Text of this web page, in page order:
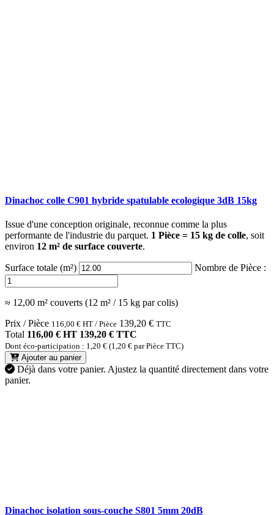
Dinachoc colle C901 hybride spatulable ecologique 3dB 15kg
Issue d'une conception originale, reconnue comme la plus
performante de l'industrie du parquet. 1 Pièce = 15 kg de colle, soit
environ 12 m² de surface couverte.
Surface totale (m²) Nombre de Pièce :
≈ 12,00 m² couverts (12 m² / 15 kg par colis)
Prix / Pièce 116,00 € HT / Pièce 139,20 € TTC
Total 116,00 € HT 139,20 € TTC
Dont éco-participation : 1,20 € (1,20 € par Pièce TTC)
Ajouter au panier
Déjà dans votre panier. Ajustez la quantité directement dans votre
panier.
Dinachoc isolation sous-couche S801 5mm 20dB